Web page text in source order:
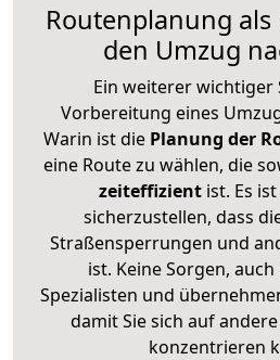
Routenplanung
den Umzug
Ein weiterer wichtiger
Vorbereitung eines
Warin ist diePlanung der
eine Route zu wählen, die
zeiteffizientist. Es
sicherzustellen, dass
Straßensperrungen und
ist. Keine Sorgen,
Spezialisten und
damit Sie sich auf
konzentrieren